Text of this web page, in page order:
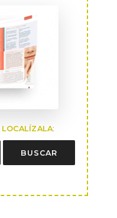
LOCALÍZALA:
BUSCAR